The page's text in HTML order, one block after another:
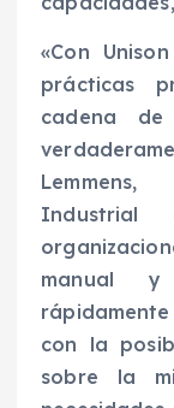
«Con
prácticas
cadena
manual
con la
sobre la